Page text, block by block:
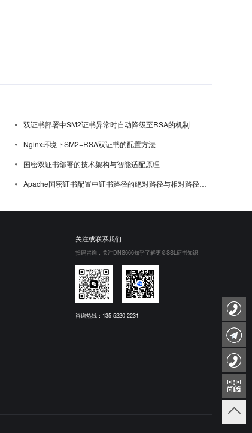
双证书部署中SM2证书异常时自动降级至RSA的机制
Nginx环境下SM2+RSA双证书的配置方法
国密双证书部署的技术架构与智能适配原理
Apache国密证书配置中证书路径的绝对路径与相对路径选择
关注或联系我们
扫码咨询，关注DNS666知乎了解更多SSL证书知识
咨询热线：135-5220-2231